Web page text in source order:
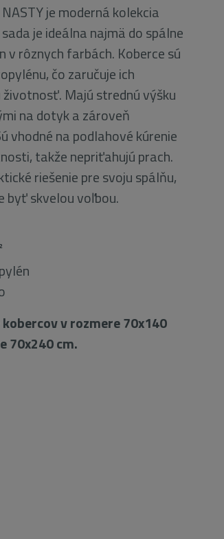
je moderná kolekcia
je ideálna najmä do spálne
v rôznych farbách. Koberce sú
čo zaručuje ich
životnosť. Majú strednú výšku
na dotyk a zároveň
vhodné na podlahové kúrenie
takže nepriťahujú prach.
riešenie pre svoju spálňu,
byť skvelou voľbou.
v rozmere 70x140
70x240 cm.